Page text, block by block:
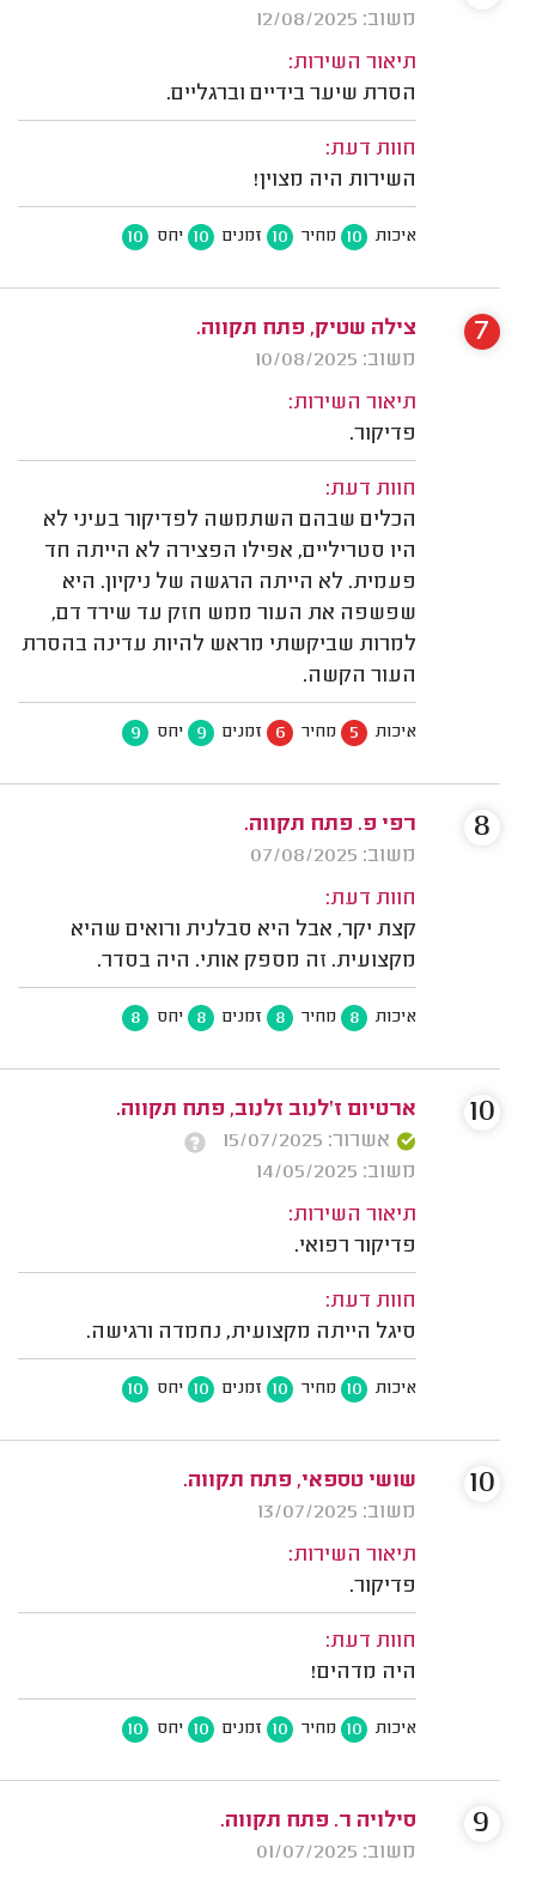
משוב: 12/08/2025
תיאור השירות:
הסרת שיער בידיים וברגליים.
חוות דעת:
השירות היה מצוין!
איכות 10 מחיר 10 זמנים 10 יחס 10
צילה שטיק, פתח תקווה.
משוב: 10/08/2025
תיאור השירות:
פדיקור.
חוות דעת:
הכלים שבהם השתמשה לפדיקור בעיני לא
היו סטריליים, אפילו הפצירה לא הייתה חד
פעמית. לא הייתה הרגשה של ניקיון. היא
שפשפה את העור ממש חזק עד שירד דם,
למרות שביקשתי מראש להיות עדינה בהסרת
העור הקשה.
איכות 5 מחיר 6 זמנים 9 יחס 9
7
רפי פ. פתח תקווה.
משוב: 07/08/2025
חוות דעת:
קצת יקר, אבל היא סבלנית ורואים שהיא
מקצועית. זה מספק אותי. היה בסדר.
איכות 8 מחיר 8 זמנים 8 יחס 8
8
ארטיום ז'לנוב זלנוב, פתח תקווה.
אשרור: 15/07/2025
משוב: 14/05/2025
תיאור השירות:
פדיקור רפואי.
חוות דעת:
סיגל הייתה מקצועית, נחמדה ורגישה.
איכות 10 מחיר 10 זמנים 10 יחס 10
10
שושי טספאי, פתח תקווה.
משוב: 13/07/2025
תיאור השירות:
פדיקור.
חוות דעת:
היה מדהים!
איכות 10 מחיר 10 זמנים 10 יחס 10
10
סילויה ר. פתח תקווה.
משוב: 01/07/2025
9